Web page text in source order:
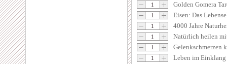
Golden Gomera
Eisen: Das
4000 Jahre
Natürlich heilen
Gelenkschmerzen
Leben im